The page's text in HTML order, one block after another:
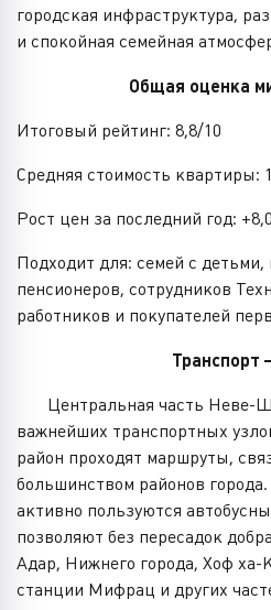
городская инфраструктура,
и спокойная семейная
Общая оценка
Итоговый рейтинг: 8,8/10
Средняя стоимость квартиры:
Рост цен за последний год:
Подходит для: семей с
пенсионеров, сотрудников
работников и покупателей
Транспорт
Центральная часть Неве-
важнейших транспортных
район проходят маршруты,
большинством районов
активно пользуются
позволяют без пересадок
Адар, Нижнего города, Хоф
станции Мифрац и других